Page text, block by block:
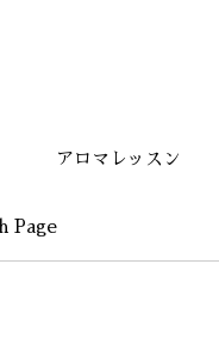
アロマレッスン
Page